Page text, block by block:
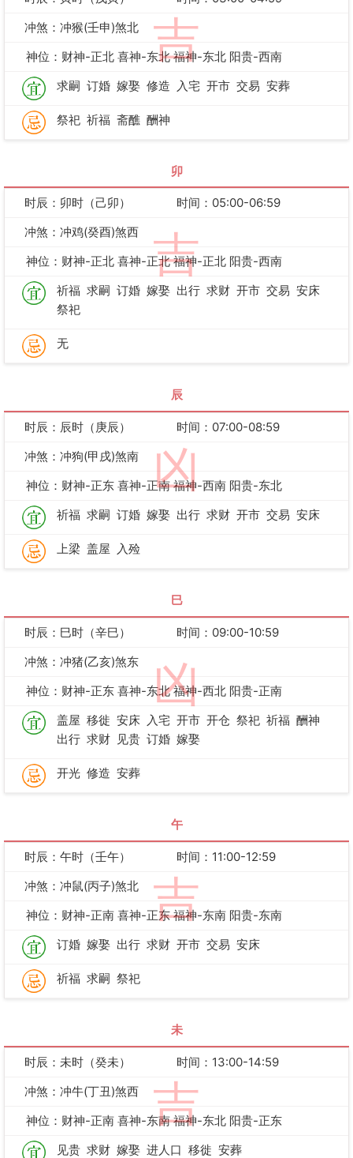
吉
冲煞：冲猴(壬申)煞北
神位：财神-正北 喜神-东北 福神-东北 阳贵-西南
求嗣 订婚 嫁娶 修造 入宅 开市 交易 安葬
祭祀 祈福 斋醮 酬神
卯
吉
时辰：卯时（己卯）
时间：05:00-06:59
冲煞：冲鸡(癸酉)煞西
神位：财神-正北 喜神-正北 福神-正北 阳贵-西南
祈福 求嗣 订婚 嫁娶 出行 求财 开市 交易 安床
祭祀
无
辰
凶
时辰：辰时（庚辰）
时间：07:00-08:59
冲煞：冲狗(甲戌)煞南
神位：财神-正东 喜神-正南 福神-西南 阳贵-东北
祈福 求嗣 订婚 嫁娶 出行 求财 开市 交易 安床
上梁 盖屋 入殓
巳
凶
时辰：巳时（辛巳）
时间：09:00-10:59
冲煞：冲猪(乙亥)煞东
神位：财神-正东 喜神-东北 福神-西北 阳贵-正南
盖屋 移徙 安床 入宅 开市 开仓 祭祀 祈福 酬神
出行 求财 见贵 订婚 嫁娶
开光 修造 安葬
午
吉
时辰：午时（壬午）
时间：11:00-12:59
冲煞：冲鼠(丙子)煞北
神位：财神-正南 喜神-正东 福神-东南 阳贵-东南
订婚 嫁娶 出行 求财 开市 交易 安床
祈福 求嗣 祭祀
未
吉
时辰：未时（癸未）
时间：13:00-14:59
冲煞：冲牛(丁丑)煞西
神位：财神-正南 喜神-东南 福神-东北 阳贵-正东
见贵 求财 嫁娶 进人口 移徙 安葬